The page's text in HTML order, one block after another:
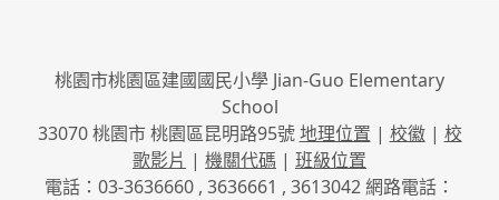
桃園市桃園區建國國民小學 Jian-Guo Elementary
School
33070 桃園市 桃園區昆明路95號地理位置 | 校徽| 校
歌影片 | 機關代碼 | 班級位置
電話：03-3636660 , 3636661 , 3613042 網路電話：